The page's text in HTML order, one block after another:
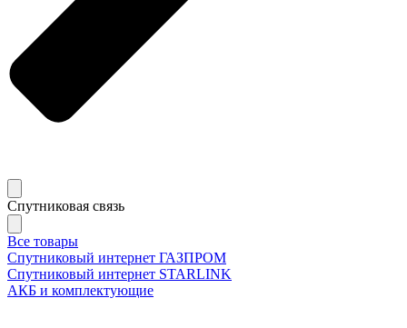
Спутниковая связь
Все товары
Спутниковый интернет ГАЗПРОМ
Спутниковый интернет STARLINK
АКБ и комплектующие